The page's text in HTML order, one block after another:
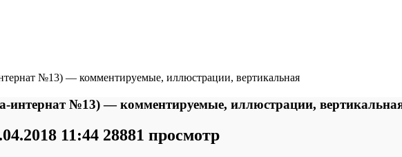
№13) — комментируемые, иллюстрации, вертикальная
интернат №13) — комментируемые, иллюстрации,
11:44 28881 просмотр